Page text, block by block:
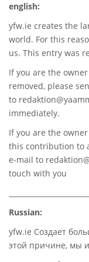
english:
yfw.ie creates the
world. For this
us. This entry was
If you are the
removed, please
to
immediately.
If you are the
this contribution to
e-mail to
touch with you
Russian:
yfw.ie Создает
этой причине, мы